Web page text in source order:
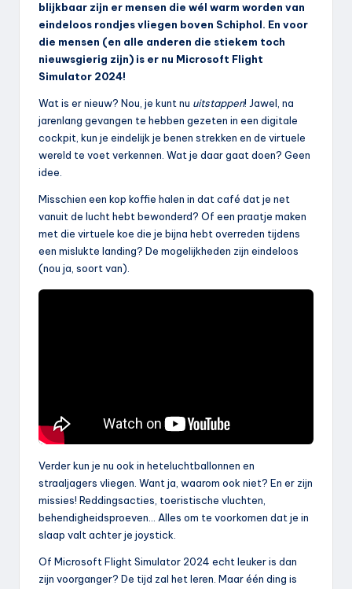
blijkbaar zijn er mensen die wél warm worden van
eindeloos rondjes vliegen boven Schiphol. En voor
die mensen (en alle anderen die stiekem toch
nieuwsgierig zijn) is er nu Microsoft Flight
Simulator 2024!
Wat is er nieuw? Nou, je kunt nu uitstappen! Jawel, na
jarenlang gevangen te hebben gezeten in een digitale
cockpit, kun je eindelijk je benen strekken en de virtuele
wereld te voet verkennen. Wat je daar gaat doen? Geen
idee.
Misschien een kop koffie halen in dat café dat je net
vanuit de lucht hebt bewonderd? Of een praatje maken
met die virtuele koe die je bijna hebt overreden tijdens
een mislukte landing? De mogelijkheden zijn eindeloos
(nou ja, soort van).
Verder kun je nu ook in heteluchtballonnen en
straaljagers vliegen. Want ja, waarom ook niet? En er zijn
missies! Reddingsacties, toeristische vluchten,
behendigheidsproeven… Alles om te voorkomen dat je in
slaap valt achter je joystick.
Of Microsoft Flight Simulator 2024 echt leuker is dan
zijn voorganger? De tijd zal het leren. Maar één ding is